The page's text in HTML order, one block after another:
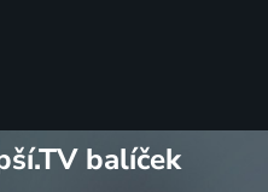
balíček